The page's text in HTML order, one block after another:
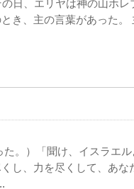
エリヤは神の山ホレ
き、主の言葉があった。
）「聞け、イスラエル
し、力を尽くして、あな